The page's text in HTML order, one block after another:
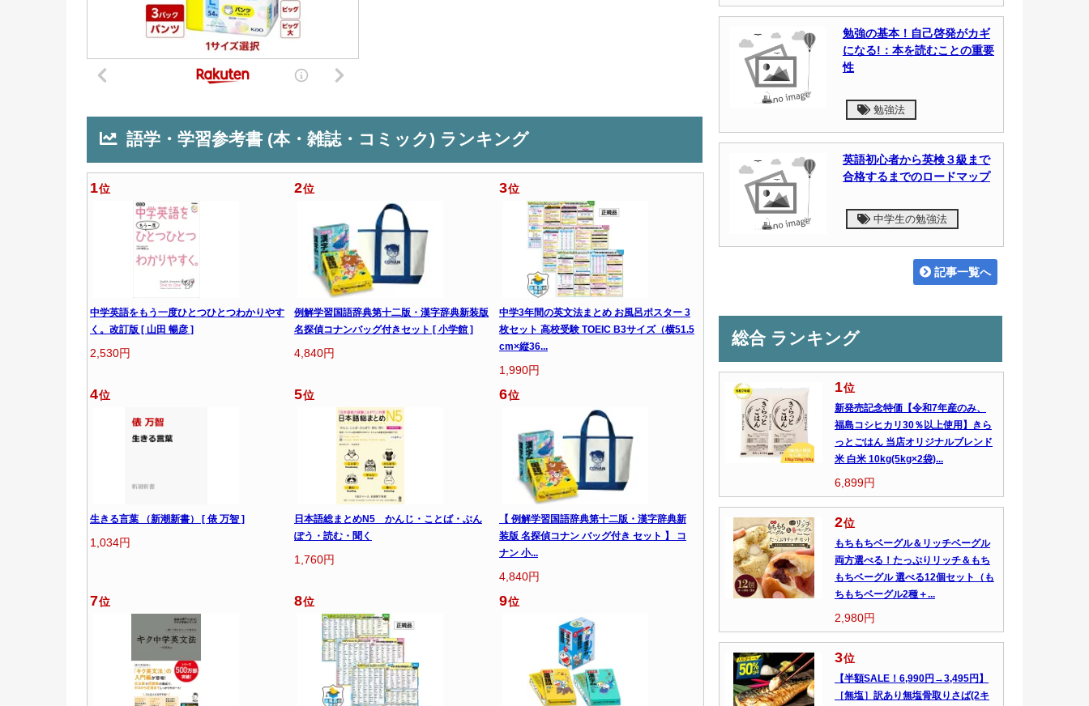
語学・学習参考書 (本・雑誌・コミック) ランキング
1位
中学英語をもう一度ひとつひとつわかりやす
く。改訂版 [ 山田 暢彦 ]
2,530円
2位
例解学習国語辞典第十二版・漢字辞典新装版
名探偵コナンバッグ付きセット [ 小学館 ]
4,840円
3位
中学3年間の英文法まとめ お風呂ポスター 3
枚セット 高校受験 TOEIC B3サイズ（横51.5
cm×縦36...
1,990円
4位
生きる言葉 （新潮新書） [ 俵 万智 ]
1,034円
5位
日本語総まとめN5 かんじ・ことば・ぶん
ぽう・読む・聞く
1,760円
6位
【 例解学習国語辞典第十二版・漢字辞典新
装版 名探偵コナン バッグ付き セット 】 コ
ナン 小...
4,840円
7位 8位 9位
勉強の基本！自己啓発がカギ
になる!：本を読むことの重要
性
勉強法
英語初心者から英検３級まで
合格するまでのロードマップ
中学生の勉強法
記事一覧へ
総合 ランキング
1位
新発売記念特価【令和7年産のみ、
福島コシヒカリ30％以上使用】きら
っとごはん 当店オリジナルブレンド
米 白米 10kg(5kg×2袋)...
6,899円
2位
もちもちベーグル＆リッチベーグル
両方選べる！たっぷりリッチ＆もち
もちベーグル 選べる12個セット（も
ちもちベーグル2種＋...
2,980円
3位
【半額SALE！6,990円→3,495円】
［無塩］訳あり無塩骨取りさば(2キ